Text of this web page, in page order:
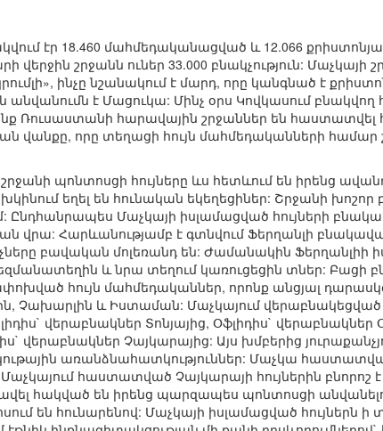
էր 18.460 մահմեդականացված և 12.066 քրիստոնյա
շրջանն ուներ 33.000 բնակչություն: Մաչկայի
ինչը նշանակում է մարդ, որը կանգնած է
է Մացուկա: Մինչ օրս Կովկասում բնակվող
Ռուսաստանի հարավային շրջաններ են հաստատվել
վանքը, որը տեղացի հույն մահմեդականների համար
պոնտոսցի հույները ևս հետևում են իրենց
եղել են հունական եկեղեցիներ: Շրջանի խոշոր
Ընդհանրապես Մաչկայի իսլամացված հույների
վրա: Հարևանությամբ է գտնվում Ֆերղանլի
բավական մոլեռանդ են: Ժամանակին Ֆերղանլիի
և նրա տեղում կառուցեցին տներ: Բացի
հույն մահմեդականներ, որոնք անցյալ
Չախարլին և Իստաման: Մաչկայում վերաբնակեցված
վերաբնակներ Տոնյայից, Օֆլիդիս` վերաբնակներ
վերաբնակներ Չայկարայից: Այս խմբերից
առանձնահատկություններ: Մաչկա
հաստատված Չայկարայի հույներին բնորոշ է
հակված են իրենց պարզապես պոնտոսցի
են հունարենով: Մաչկայի իսլամացված հույներն ի